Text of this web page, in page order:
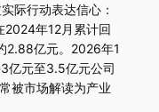
际行动表达信心：
2024年12月累计回
2.88亿元。2026年1
亿元至3.5亿元公司
被市场解读为产业